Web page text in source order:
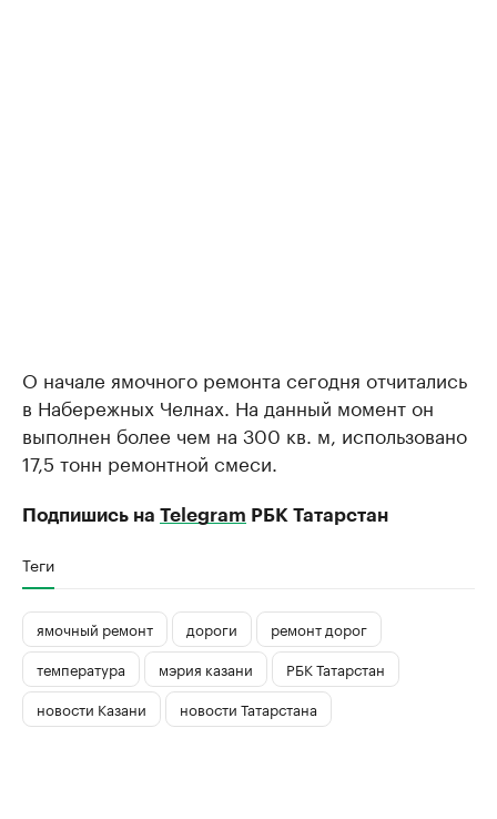
О начале ямочного ремонта сегодня отчитались
в Набережных Челнах. На данный момент он
выполнен более чем на 300 кв. м, использовано
17,5 тонн ремонтной смеси.
Подпишись на Telegram РБК Татарстан
Теги
ямочный ремонт дороги
ремонт дорог
температура
мэрия казани
РБК Татарстан
новости Казани
новости Татарстана